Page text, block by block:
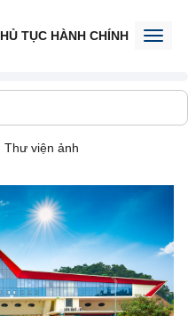
TỤC HÀNH CHÍNH TIẾP
Thư viện ảnh